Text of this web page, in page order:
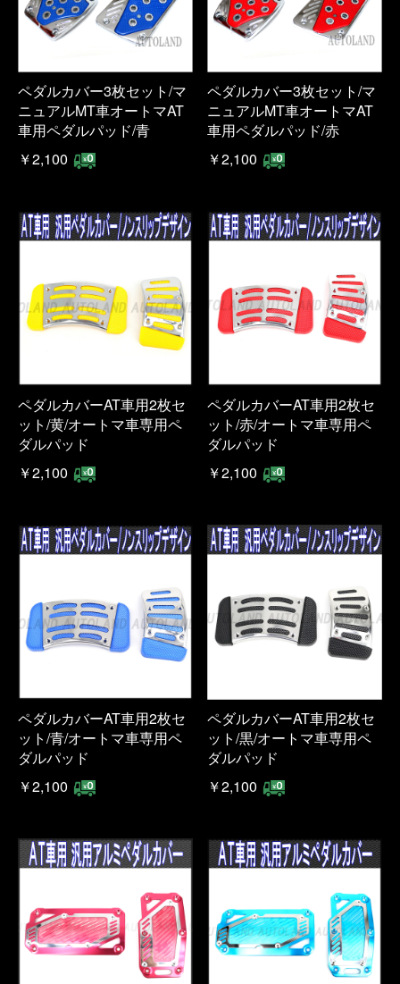
ペダルカバー3枚セット/マ
ニュアルMT車オートマAT
車用ペダルパッド/青
￥2,100
ペダルカバー3枚セット/マ
ニュアルMT車オートマAT
車用ペダルパッド/赤
￥2,100
ペダルカバーAT車用2枚セ
ット/黄/オートマ車専用ペ
ダルパッド
￥2,100
ペダルカバーAT車用2枚セ
ット/赤/オートマ車専用ペ
ダルパッド
￥2,100
ペダルカバーAT車用2枚セ
ット/青/オートマ車専用ペ
ダルパッド
￥2,100
ペダルカバーAT車用2枚セ
ット/黒/オートマ車専用ペ
ダルパッド
￥2,100